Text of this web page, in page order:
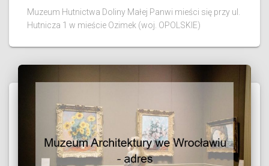
Muzeum Hutnictwa Doliny Małej Panwi mieści się przy ul.
Hutnicza 1 w mieście Ozimek (woj. OPOLSKIE)